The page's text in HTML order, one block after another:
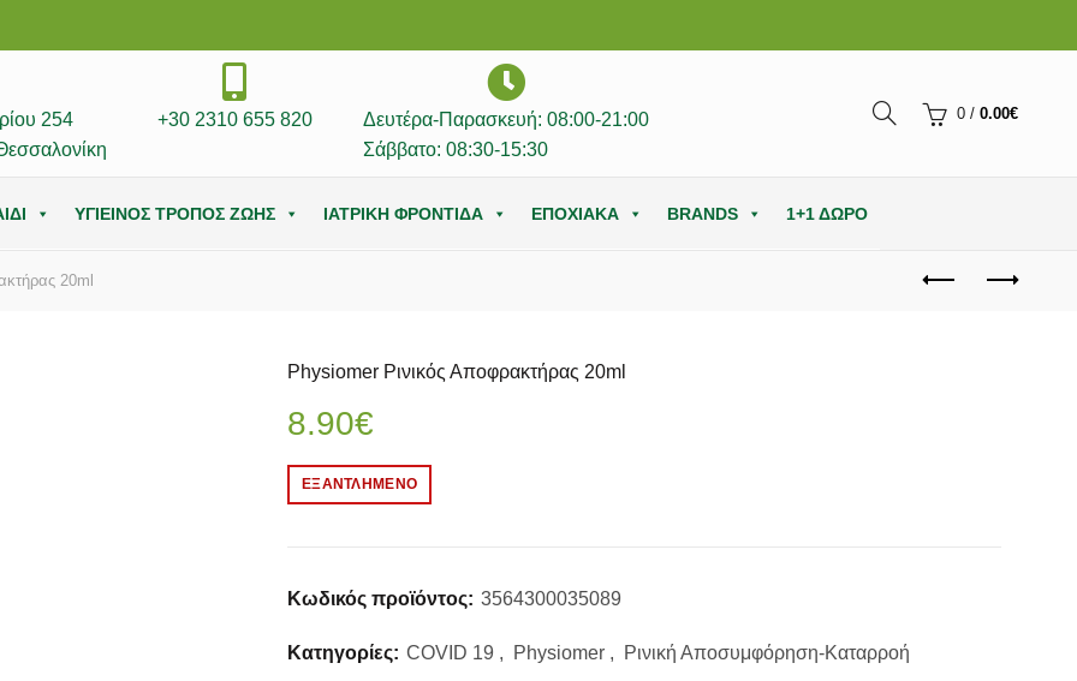
254
+30 2310 655 820
Δευτέρα-Παρασκευή: 08:00-21:00
Σάββατο: 08:30-15:30
0 / 0.00€
ΥΓΙΕΙΝΟΣ ΤΡΟΠΟΣ ΖΩΗΣ ΙΑΤΡΙΚΗ ΦΡΟΝΤΙΔΑ ΕΠΟΧΙΑΚΑ BRANDS 1+1 ΔΩΡΟ
20ml
Physiomer Ρινικός Αποφρακτήρας 20ml
8.90€
ΕΞΑΝΤΛΗΜΈΝΟ
Κωδικός προϊόντος: 3564300035089
Κατηγορίες: COVID 19 , Physiomer , Ρινική Αποσυμφόρηση-Καταρροή